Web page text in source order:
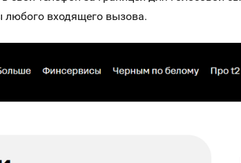
любого входящего вызова.